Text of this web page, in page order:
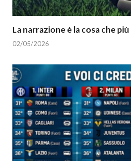
La narrazione è la cosa che
02/05/2026